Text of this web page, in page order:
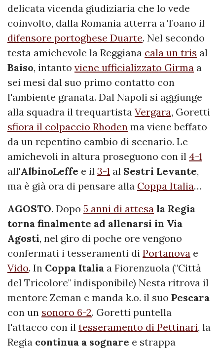
delicata vicenda giudiziaria che lo vede
coinvolto, dalla Romania atterra a Toano il
difensore portoghese Duarte. Nel secondo
testa amichevole la Reggiana cala un tris al
Baiso, intanto viene ufficializzato Girma a
sei mesi dal suo primo contatto con
l'ambiente granata. Dal Napoli si aggiunge
alla squadra il trequartista Vergara, Goretti
sfiora il colpaccio Rhoden ma viene beffato
da un repentino cambio di scenario. Le
amichevoli in altura proseguono con il 4-1
all'AlbinoLeffe e il 3-1 al Sestri Levante,
ma è già ora di pensare alla Coppa Italia…
AGOSTO. Dopo 5 anni di attesa la Regia
torna finalmente ad allenarsi in Via
Agosti, nel giro di poche ore vengono
confermati i tesseramenti di Portanova e
Vido. In Coppa Italia a Fiorenzuola ("Città
del Tricolore" indisponibile) Nesta ritrova il
mentore Zeman e manda k.o. il suo Pescara
con un sonoro 6-2. Goretti puntella
l'attacco con il tesseramento di Pettinari, la
Regia continua a sognare e strappa